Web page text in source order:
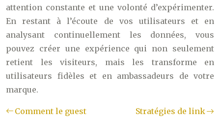
attention constante et une volonté d’expérimenter.
En restant à l’écoute de vos utilisateurs et en
analysant continuellement les données, vous
pouvez créer une expérience qui non seulement
retient les visiteurs, mais les transforme en
utilisateurs fidèles et en ambassadeurs de votre
marque.
Comment le guest
Stratégies de link